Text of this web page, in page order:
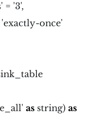
= '3',
once'
as string) as